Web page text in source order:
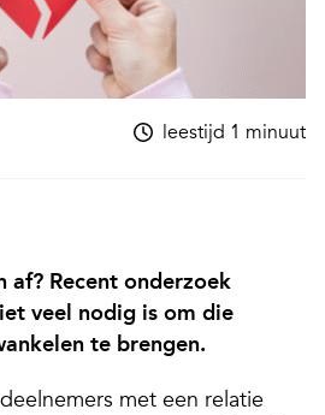
leestijd 1 minuut
af? Recent onderzoek
veel nodig is om die
te brengen.
met een relatie